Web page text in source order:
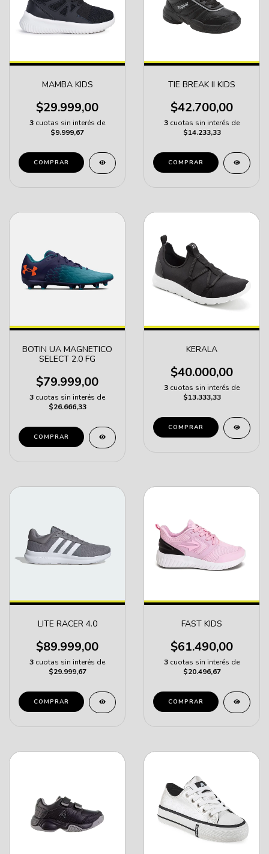
MAMBA KIDS
$29.999,00
3 cuotas sin interés de
$9.999,67
COMPRAR
TIE BREAK II KIDS
$42.700,00
3 cuotas sin interés de
$14.233,33
COMPRAR
BOTIN UA MAGNETICO
SELECT 2.0 FG
$79.999,00
3 cuotas sin interés de
$26.666,33
COMPRAR
KERALA
$40.000,00
3 cuotas sin interés de
$13.333,33
COMPRAR
LITE RACER 4.0
$89.999,00
3 cuotas sin interés de
$29.999,67
COMPRAR
FAST KIDS
$61.490,00
3 cuotas sin interés de
$20.496,67
COMPRAR